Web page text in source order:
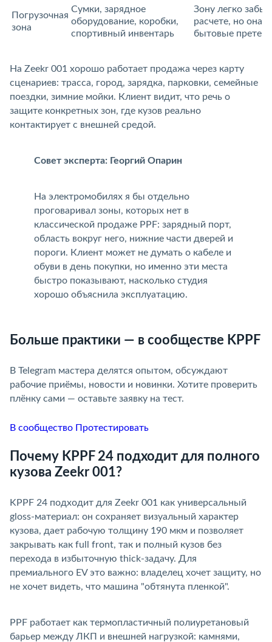
Погрузочная
зона
Сумки, зарядное
оборудование, коробки,
спортивный инвентарь
Зону легко
расчете, но она
ытовые
На Zeekr 001 хорошо работает продажа через карту
сценариев: трасса, город, зарядка, парковки, семейные
поездки, зимние мойки. Клиент видит, что речь о
защите конкретных зон, где кузов реально
контактирует с внешней средой.
Совет эксперта: Георгий Опарин
На электромобилях я бы отдельно
проговаривал зоны, которых нет
классической продаже PPF: зарядный порт,
область вокруг него, нижние части дверей и
пороги. Клиент может не думать о кабеле и
обуви в день покупки, но именно эти места
ыстро показывают, насколько студия
хорошо объяснила эксплуатацию.
Больше практики — в сообществе KPPF
В Telegram мастера делятся опытом, обсуждают
рабочие приёмы, новости и новинки. Хотите проверить
плёнку сами — оставьте заявку на тест.
В сообщество Протестировать
Почему KPPF 24 подходит для полного
кузова Zeekr 001?
KPPF 24 подходит для Zeekr 001 как универсальный
gloss-материал: он сохраняет визуальный характер
кузова, дает рабочую толщину 190 мкм и позволяет
закрывать как full front, так и полный кузов без
перехода в избыточную thick-задачу. Для
премиального EV это важно: владелец хочет защиту, но
не хочет видеть, что машина "обтянута пленкой".
PPF работает как термопластичный полиуретановый
арьер между ЛКП и внешней нагрузкой: камнями,